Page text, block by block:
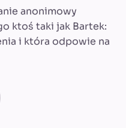
anonimowy
ktoś taki jak Bartek:
i która odpowie na